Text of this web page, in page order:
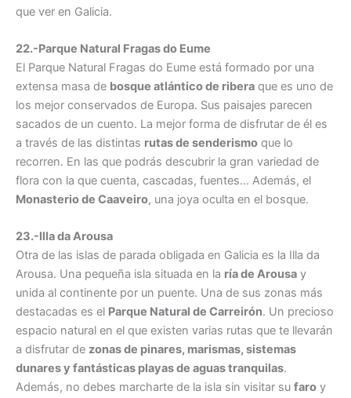
que ver en Galicia.
22.-Parque Natural Fragas do Eume
El Parque Natural Fragas do Eume está formado por una
extensa masa de bosque atlántico de ribera que es uno de
los mejor conservados de Europa. Sus paisajes parecen
sacados de un cuento. La mejor forma de disfrutar de él es
a través de las distintas rutas de senderismo que lo
recorren. En las que podrás descubrir la gran variedad de
flora con la que cuenta, cascadas, fuentes… Además, el
Monasterio de Caaveiro, una joya oculta en el bosque.
23.-Illa da Arousa
Otra de las islas de parada obligada en Galicia es la Illa da
Arousa. Una pequeña isla situada en la ría de Arousa y
unida al continente por un puente. Una de sus zonas más
destacadas es el Parque Natural de Carreirón. Un precioso
espacio natural en el que existen varias rutas que te llevarán
a disfrutar de zonas de pinares, marismas, sistemas
dunares y fantásticas playas de aguas tranquilas.
Además, no debes marcharte de la isla sin visitar su faro y